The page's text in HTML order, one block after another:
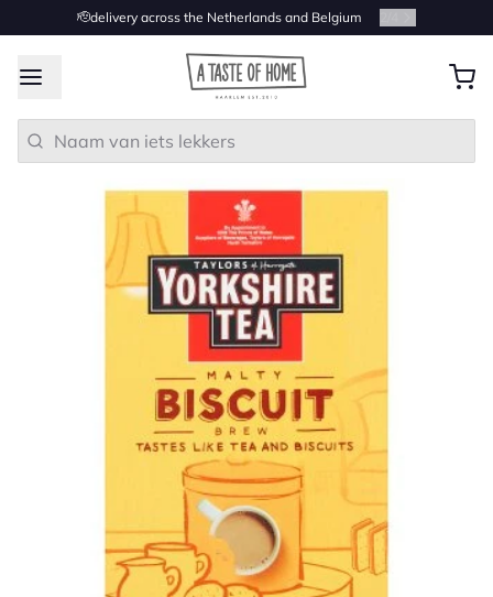
🫡delivery across the Netherlands and Belgium